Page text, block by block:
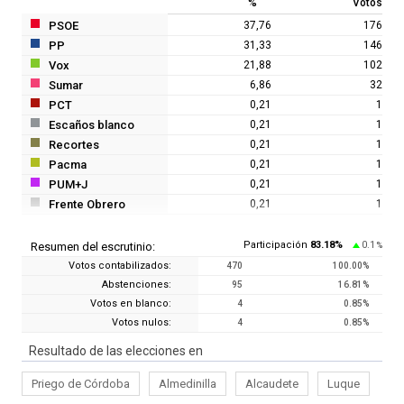
PSOE 37,76 176
PP 31,33 146
Vox 21,88 102
Sumar 6,86 32
PCT 0,21 1
Escaños blanco 0,21 1
Recortes 0,21 1
Pacma 0,21 1
PUM+J 0,21 1
Frente Obrero 0,21 1
Resumen del escrutinio: Participación 83.18% 0.1 %
Votos contabilizados: 470 100.00%
Abstenciones: 95 16.81 %
Votos en blanco: 4 0.85%
Votos nulos: 4 0.85%
Resultado de las elecciones en
Priego de Córdoba Almedinilla Alcaudete Luque